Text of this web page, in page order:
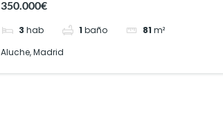
350.000€
3 hab 1 baño 81 m²
Aluche, Madrid